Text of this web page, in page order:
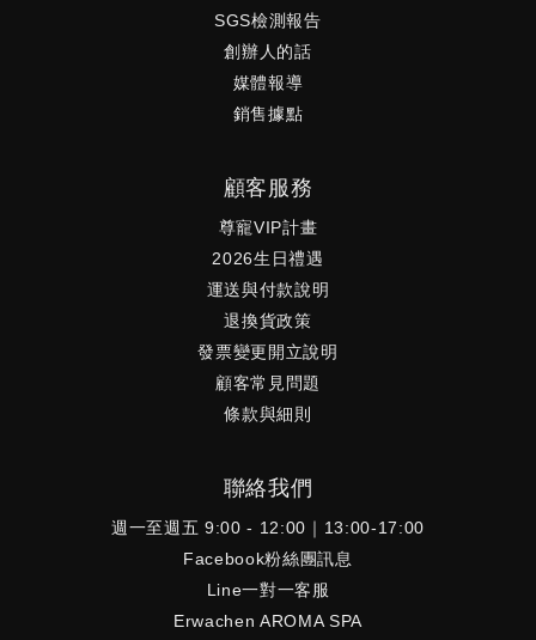
SGS檢測報告
創辦人的話
媒體報導
銷售據點
顧客服務
尊寵VIP計畫
2026生日禮遇
運送與付款說明
退換貨政策
發票變更開立說明
顧客常見問題
條款與細則
聯絡我們
週一至週五 9:00 - 12:00｜13:00-17:00
Facebook粉絲團訊息
Line一對一客服
Erwachen AROMA SPA